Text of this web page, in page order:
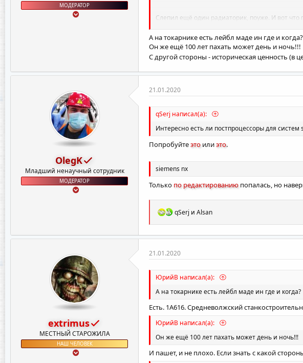
МОДЕРАТОР
Слепил ещё один радиаторик, поуже. И вот что
Пилил на токарном, на самодельной
А на токарнике есть лейбл маде ин где и когда?
Он же ещё 100 лет пахать может день и ночь!!!
С другой стороны - историческая ценность (в
OlegK
Младший ненаучный сотрудник
МОДЕРАТОР
21.01.2020
qSerj написал(а):
Интересно есть ли постпроцессоры для систем
Попробуйтеэтоилиэто.
siemens nx
Только по редактированиюпопалась, но
Р
а
к
и
qSerj и Alsan
extrimus
МЕСТНЫЙ СТАРОЖИЛА
НАШ ЧЕЛОВЕК
21.01.2020
ЮрийВ написал(а):
А на токарнике есть лейбл маде ин где и когда?
Есть. 1А616. Средневолжский
ЮрийВ написал(а):
Он же ещё 100 лет пахать может день и ночь!!!
И пашет, и не плохо. Если знать с какой